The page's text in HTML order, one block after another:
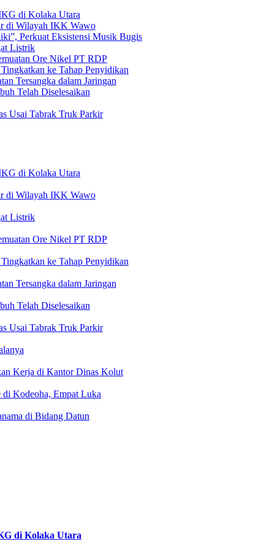
di Kolaka Utara
di Wilayah IKK Wawo
Perkuat Eksistensi Musik Bugis
Listrik
Ore Nikel PT RDP
ke Tahap Penyidikan
Tersangka dalam Jaringan
Telah Diselesaikan
Usai Tabrak Truk Parkir
di Kolaka Utara
di Wilayah IKK Wawo
Listrik
Ore Nikel PT RDP
ke Tahap Penyidikan
Tersangka dalam Jaringan
Telah Diselesaikan
Usai Tabrak Truk Parkir
Kerja di Kantor Dinas Kolut
Kodeoha, Empat Luka
di Bidang Datun
di Kolaka Utara